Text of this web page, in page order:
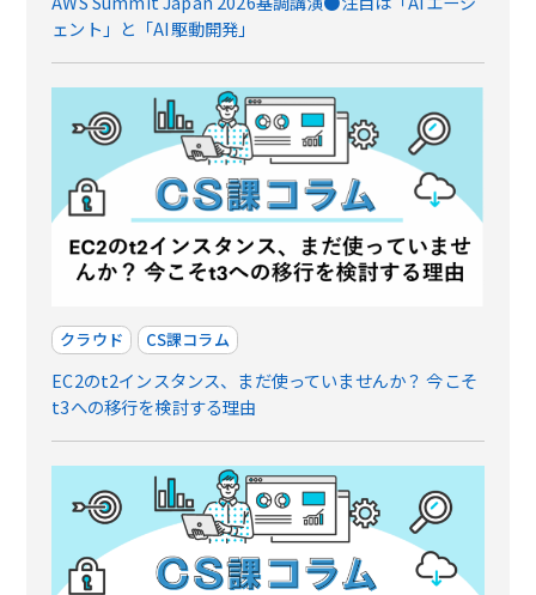
ェント」と「AI駆動開発」
クラウド CS課コラム
EC2のt2インスタンス、まだ使っていませんか？ 今こそ
t3への移行を検討する理由